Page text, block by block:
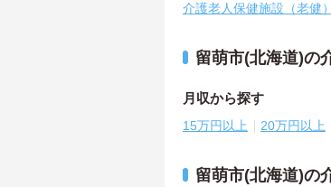
介護老人保健施設（老健）
留萌市(北海道)の
月収から探す
15万円以上 20万円以上
留萌市(北海道)の